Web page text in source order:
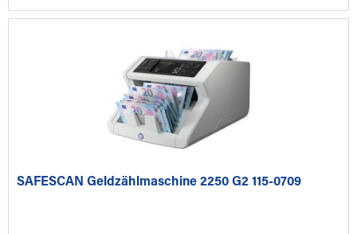
SAFESCAN Geldzählmaschine 2250 G2 115-0709